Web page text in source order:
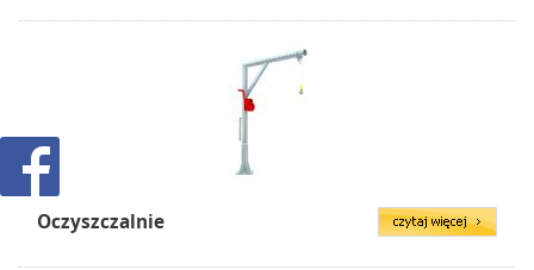
Oczyszczalnie